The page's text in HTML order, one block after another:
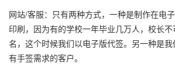
网站/客服：只有两种方式，一种是制作在电
印刷，因为有的学校一年毕业几万人，校长
名，这个时候我们以电子版代签。另一种是
有手签需求的客户。